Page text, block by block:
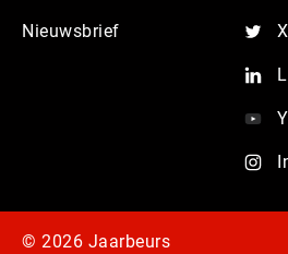
Nieuwsbrief X
© 2026 Jaarbeurs